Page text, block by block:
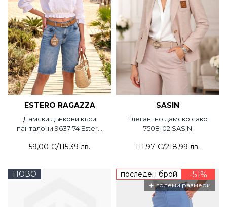
ESTERO RAGAZZA
Дамски дънкови къси
панталони 9637-74 Estero
59,00 €/115,39 лв.
SASIN
Елегантно дамско сако
7508-02 SASIN
111,97 €/218,99 лв.
НОВО последен брой -51%
+ големи размери